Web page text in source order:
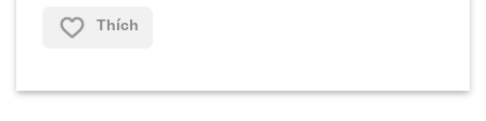
Thích